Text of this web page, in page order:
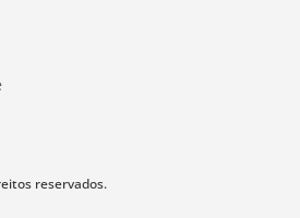
reservados.